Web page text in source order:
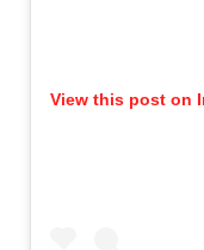
View this post on